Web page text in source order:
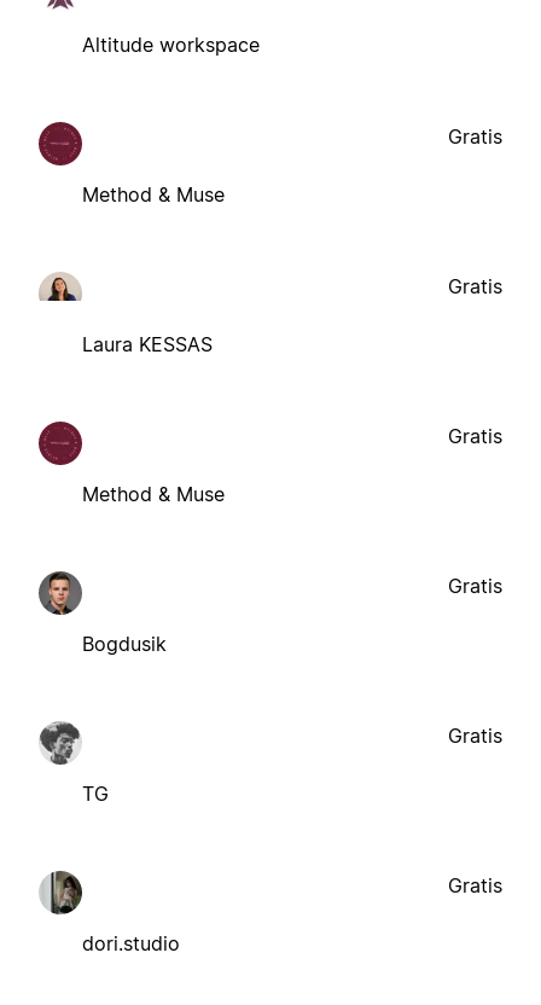
Altitude workspace
Method & Muse
Gratis
Laura KESSAS
Gratis
Method & Muse
Gratis
Bogdusik
Gratis
TG
Gratis
dori.studio
Gratis